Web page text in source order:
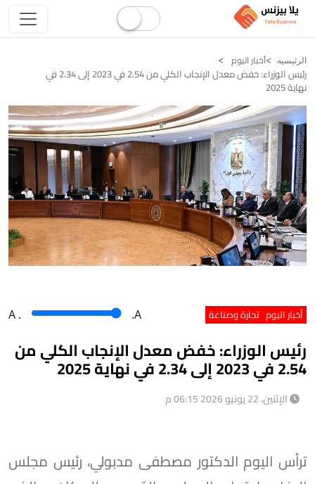
الرئيسيه أخبار اليوم
رئيس الوزراء: خفض معدل الإنجاب الكلي من 2.54 في 2023 إلى 2.34 في
نهاية 2025
أخبار اليوم تجارة وصناعة A . .A
رئيس الوزراء: خفض معدل الإنجاب الكلي من
2.54 في 2023 إلى 2.34 في نهاية 2025
الإثنين، 22 يونيو 2026 06:15 م
ترأس اليوم الدكتور مصطفى مدبولي، رئيس مجلس